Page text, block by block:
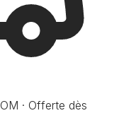
· Offerte dès